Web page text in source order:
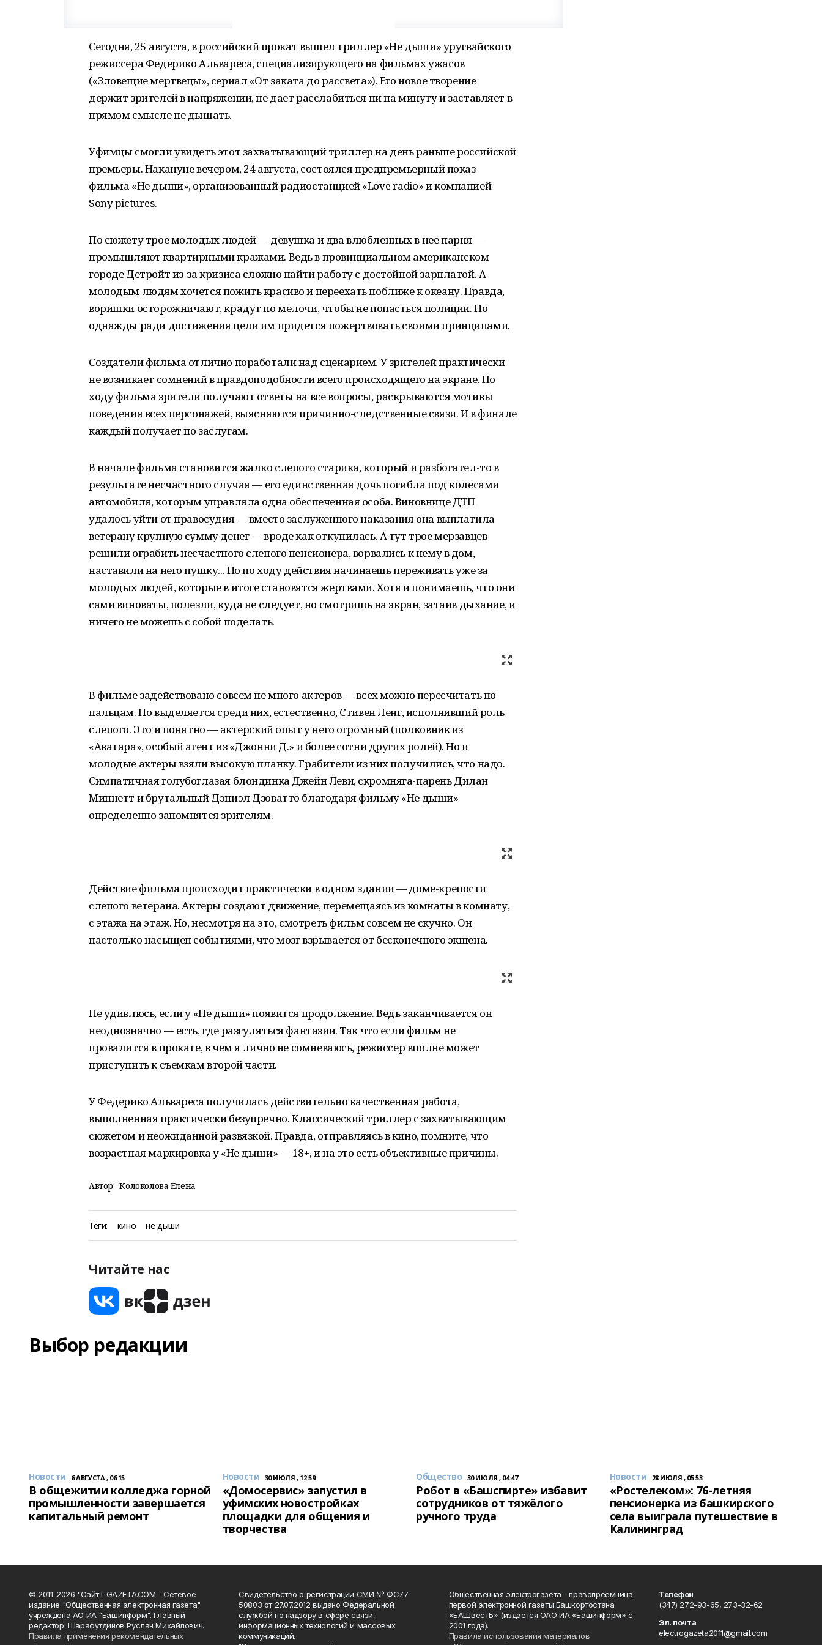
Сегодня, 25 августа, в российский прокат вышел триллер «Не дыши» уругвайского
режиссера Федерико Альвареса, специализирующего на фильмах ужасов
(«Зловещие мертвецы», сериал «От заката до рассвета»). Его новое творение
держит зрителей в напряжении, не дает расслабиться ни на минуту и заставляет в
прямом смысле не дышать.
Уфимцы смогли увидеть этот захватывающий триллер на день раньше российской
премьеры. Накануне вечером, 24 августа, состоялся предпремьерный показ
фильма «Не дыши», организованный радиостанцией «Love radio» и компанией
Sony pictures.
По сюжету трое молодых людей — девушка и два влюбленных в нее парня —
промышляют квартирными кражами. Ведь в провинциальном американском
городе Детройт из-за кризиса сложно найти работу с достойной зарплатой. А
молодым людям хочется пожить красиво и переехать поближе к океану. Правда,
воришки осторожничают, крадут по мелочи, чтобы не попасться полиции. Но
однажды ради достижения цели им придется пожертвовать своими принципами.
Создатели фильма отлично поработали над сценарием. У зрителей практически
не возникает сомнений в правдоподобности всего происходящего на экране. По
ходу фильма зрители получают ответы на все вопросы, раскрываются мотивы
поведения всех персонажей, выясняются причинно-следственные связи. И в финале
каждый получает по заслугам.
В начале фильма становится жалко слепого старика, который и разбогател-то в
результате несчастного случая — его единственная дочь погибла под колесами
автомобиля, которым управляла одна обеспеченная особа. Виновнице ДТП
удалось уйти от правосудия — вместо заслуженного наказания она выплатила
ветерану крупную сумму денег — вроде как откупилась. А тут трое мерзавцев
решили ограбить несчастного слепого пенсионера, ворвались к нему в дом,
наставили на него пушку... Но по ходу действия начинаешь переживать уже за
молодых людей, которые в итоге становятся жертвами. Хотя и понимаешь, что они
сами виноваты, полезли, куда не следует, но смотришь на экран, затаив дыхание, и
ничего не можешь с собой поделать.
В фильме задействовано совсем не много актеров — всех можно пересчитать по
пальцам. Но выделяется среди них, естественно, Стивен Ленг, исполнивший роль
слепого. Это и понятно — актерский опыт у него огромный (полковник из
«Аватара», особый агент из «Джонни Д.» и более сотни других ролей). Но и
молодые актеры взяли высокую планку. Грабители из них получились, что надо.
Симпатичная голубоглазая блондинка Джейн Леви, скромняга-парень Дилан
Миннетт и брутальный Дэниэл Дзоватто благодаря фильму «Не дыши»
определенно запомнятся зрителям.
Действие фильма происходит практически в одном здании — доме-крепости
слепого ветерана. Актеры создают движение, перемещаясь из комнаты в комнату,
с этажа на этаж. Но, несмотря на это, смотреть фильм совсем не скучно. Он
настолько насыщен событиями, что мозг взрывается от бесконечного экшена.
Не удивлюсь, если у «Не дыши» появится продолжение. Ведь заканчивается он
неоднозначно — есть, где разгуляться фантазии. Так что если фильм не
провалится в прокате, в чем я лично не сомневаюсь, режиссер вполне может
приступить к съемкам второй части.
У Федерико Альвареса получилась действительно качественная работа,
выполненная практически безупречно. Классический триллер с захватывающим
сюжетом и неожиданной развязкой. Правда, отправляясь в кино, помните, что
возрастная маркировка у «Не дыши» — 18+, и на это есть объективные причины.
Автор: Колоколова Елена
Теги: кино не дыши
Читайте нас
Выбор редакции
Новости 6 АВГУСТА , 06:15
В общежитии колледжа горной
промышленности завершается
капитальный ремонт
Новости 30 ИЮЛЯ , 12:59
«Домосервис» запустил в
уфимских новостройках
площадки для общения и
творчества
Общество 30 ИЮЛЯ , 04:47
Робот в «Башспирте» избавит
сотрудников от тяжёлого
ручного труда
Новости 28 ИЮЛЯ , 05:53
«Ростелеком»: 76-летняя
пенсионерка из башкирского
села выиграла путешествие в
Калининград
© 2011-2026 "Сайт I-GAZETA.COM - Сетевое
издание "Общественная электронная газета"
учреждена АО ИА "Башинформ". Главный
редактор: Шарафутдинов Руслан Михайлович.
Правила применения рекомендательных
Свидетельство о регистрации СМИ № ФС77-
50803 от 27.07.2012 выдано Федеральной
службой по надзору в сфере связи,
информационных технологий и массовых
коммуникаций.
Общественная электрогазета - правопреемница
первой электронной газеты Башкортостана
«БАШвестЪ» (издается ОАО ИА «Башинформ» с
2001 года).
Правила использования материалов
Телефон
(347) 272-93-65, 273-32-62
Эл. почта
electrogazeta2011@gmail.com